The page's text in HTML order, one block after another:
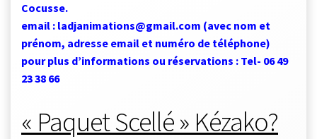
Cocusse.
email : ladjanimations@gmail.com (avec nom et
prénom, adresse email et numéro de téléphone)
pour plus d’informations ou réservations : Tel- 06 49
23 38 66
« Paquet Scellé » Kézako?